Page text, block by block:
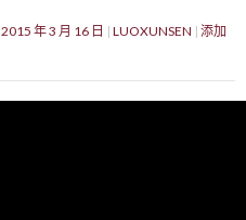
2015 年 3 月 16 日 LUOXUNSEN 添加